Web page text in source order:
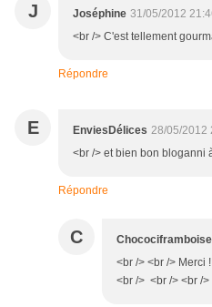
J Joséphine 31/05/2012
<br /> C'est tellement
Répondre
E EnviesDélices 28/05/2012
<br /> et bien bon bloganni
Répondre
C Chocociframboise
<br /> <br /> Merci
<br /> <br /> <br />